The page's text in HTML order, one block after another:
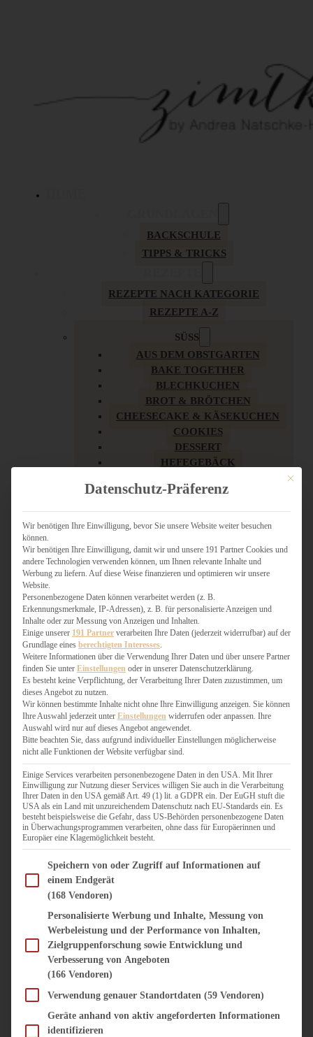
BACKSCHULE
TIPPS & TRICKS
REZEPTE NACH KATEGORIE
REZEPTE A-Z
SÜSS
AUS DEM OBSTGARTEN
BAKE TOGETHER
BLECHKUCHEN
BROT & BRÖTCHEN
CHEESECAKE & KÄSEKUCHEN
COOKIES
DESSERT
HEFEGEBÄCK
KUCHEN
LOW CARB & GESÜNDER
MY AMERICAN BAKERY
SCHOKOLADIGES
SÜSSES HAUPTGERICHT
TÖRTCHEN
VEGAN SÜSS
WEIHNACHTSBÄCKEREI
HERZHAFT
BURGER & SANDWICHES
FIX AUF DEM TISCH
FLEISCH & FISCH
GRILLEN / BARBECUE
HERZHAFTES BACKEN
ONE-POT-GERICHTE
PASTA & NUDELGERICHTE
PIZZA, TARTES & QUICHES
REIS & RISOTTO
SALATE & SNACKS
SUPPENKASPEREIEN
VORSPEISEN
SÜSS & HERZHAFT
BROTAUFSTRICH
DIPS, SAUCEN, CHUTNEYS
KÜCHENGESCHENKE
Mit
Datenschutz-Präferenz
Wir benötigen Ihre Einwilligung, bevor Sie unsere Website weiter besuchen
können.
Wir benötigen Ihre Einwilligung, damit wir und unsere 191 Partner Cookies und
andere Technologien verwenden können, um Ihnen relevante Inhalte und
Werbung zu liefern. Auf diese Weise finanzieren und optimieren wir unsere
Website.
Personenbezogene Daten können verarbeitet werden (z. B.
Erkennungsmerkmale, IP-Adressen), z. B. für personalisierte Anzeigen und
Inhalte oder zur Messung von Anzeigen und Inhalten.
Einige unserer 191 Partner verarbeiten Ihre Daten (jederzeit widerrufbar) auf der
Grundlage eines berechtigten Interesses
Weitere Informationen über die Verwendung Ihrer Daten und über unsere Partner
finden Sie unter Einstellungen oder in unserer Datenschutzerklärung.
Es besteht keine Verpflichtung, der Verarbeitung Ihrer Daten zuzustimmen, um
dieses Angebot zu nutzen.
Wir können bestimmte Inhalte nicht ohne Ihre Einwilligung anzeigen. Sie können
Ihre Auswahl jederzeit unter Einstellungen widerrufen oder anpassen. Ihre
Auswahl wird nur auf dieses Angebot angewendet.
Bitte beachten Sie, dass aufgrund individueller Einstellungen möglicherweise
nicht alle Funktionen der Website verfügbar sind.
Einige Services verarbeiten personenbezogene Daten in den USA. Mit Ihrer
Einwilligung zur Nutzung dieser Services willigen Sie auch in die Verarbeitung
Ihrer Daten in den USA gemäß Art. 49 (1) lit. a GDPR ein. Der EuGH stuft die
USA als ein Land mit unzureichendem Datenschutz nach EU-Standards ein. Es
besteht beispielsweise die Gefahr, dass US-Behörden personenbezogene Daten
in Überwachungsprogrammen verarbeiten, ohne dass für Europäerinnen und
Europäer eine Klagemöglichkeit besteht.
Im Folgenden finden Sie eine Liste der Zwecke des IAB Transparency and Consent
Speichern von oder Zugriff auf Informationen auf
einem Endgerät
(168 Vendoren)
Personalisierte Werbung und Inhalte, Messung von
Werbeleistung und der Performance von Inhalten,
Zielgruppenforschung sowie Entwicklung und
Verbesserung von Angeboten
(166 Vendoren)
Verwendung genauer Standortdaten (59 Vendoren)
Geräte anhand von aktiv angeforderten Informationen
identifizieren